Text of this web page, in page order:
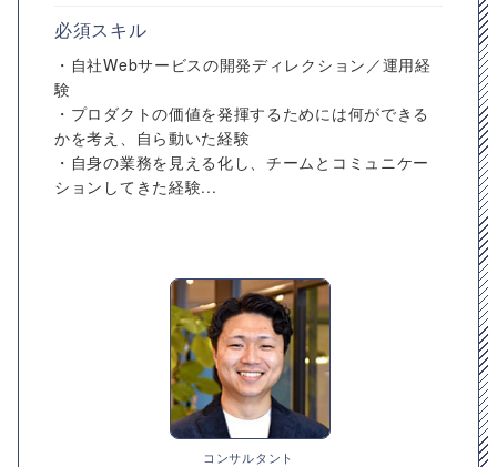
必須スキル
・自社Webサービスの開発ディレクション／運用経
験
・プロダクトの価値を発揮するためには何ができる
かを考え、自ら動いた経験
・自身の業務を見える化し、チームとコミュニケー
ションしてきた経験...
コンサルタント